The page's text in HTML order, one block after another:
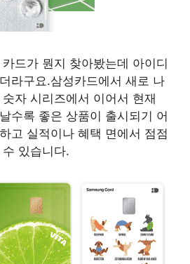
드가 뭔지 찾아봤는데 아이디
라구요.삼성카드에서 새로 나
자 시리즈에서 이어서 현재
수록 좋은 상품이 출시되기 어
고 실적이나 혜택 면에서 점점
있습니다.